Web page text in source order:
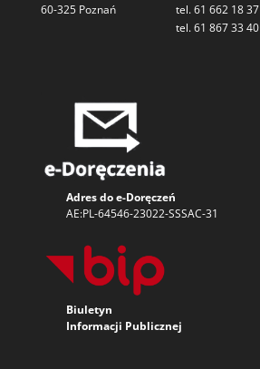
60-325 Poznań
tel. 61 662 18 37
tel. 61 867 33 40
Adres do e-Doręczeń
AE:PL-64546-23022-SSSAC-31
Biuletyn
Informacji Publicznej